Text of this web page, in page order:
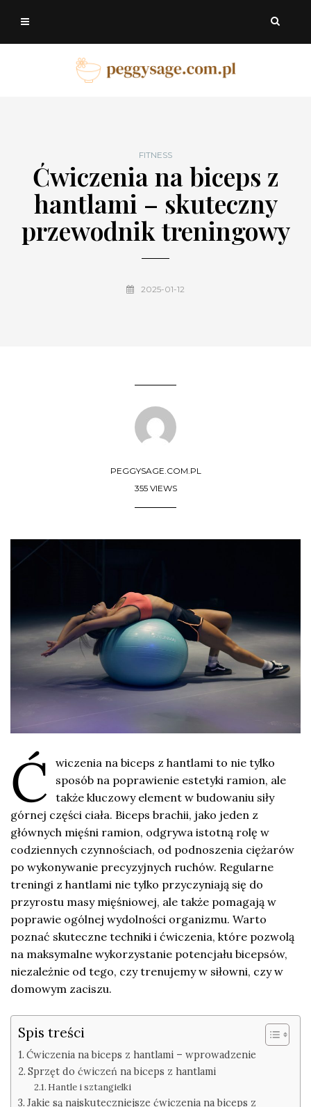
FITNESS
Ćwiczenia na biceps z
hantlami – skuteczny
przewodnik treningowy
2025-01-12
PEGGYSAGE.COM.PL
355 VIEWS
Ć
wiczenia na biceps z hantlami to nie tylko
sposób na poprawienie estetyki ramion, ale
także kluczowy element w budowaniu siły
górnej części ciała. Biceps brachii, jako jeden z
głównych mięśni ramion, odgrywa istotną rolę w
codziennych czynnościach, od podnoszenia ciężarów
po wykonywanie precyzyjnych ruchów. Regularne
treningi z hantlami nie tylko przyczyniają się do
przyrostu masy mięśniowej, ale także pomagają w
poprawie ogólnej wydolności organizmu. Warto
poznać skuteczne techniki i ćwiczenia, które pozwolą
na maksymalne wykorzystanie potencjału bicepsów,
niezależnie od tego, czy trenujemy w siłowni, czy w
domowym zaciszu.
Spis treści
Ćwiczenia na biceps z hantlami – wprowadzenie
Sprzęt do ćwiczeń na biceps z hantlami
Hantle i sztangielki
Jakie są najskuteczniejsze ćwiczenia na biceps z